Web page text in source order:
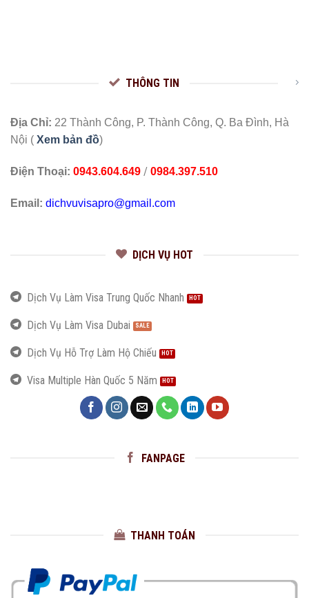
THÔNG TIN
Địa Chỉ: 22 Thành Công, P. Thành Công, Q. Ba Đình, Hà
Nội ( Xem bản đồ)
Điện Thoại: 0943.604.649 / 0984.397.510
Email: dichvuvisapro@gmail.com
DỊCH VỤ HOT
Dịch Vụ Làm Visa Trung Quốc Nhanh
Dịch Vụ Làm Visa Dubai
Dịch Vụ Hỗ Trợ Làm Hộ Chiếu
Visa Multiple Hàn Quốc 5 Năm
FANPAGE
THANH TOÁN